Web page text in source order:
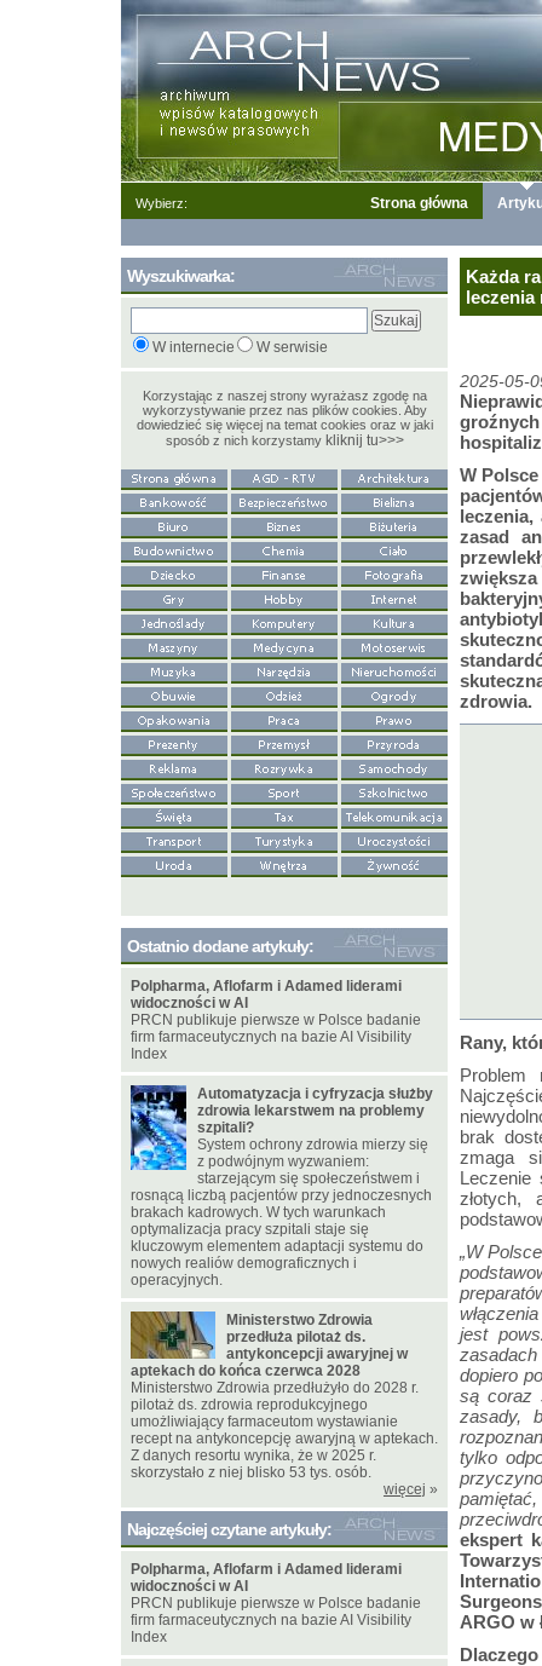
Wybierz: Strona główna
Każda
leczenia
2025-05-
groźnych
W
zasad
zdrowia.
Rany,
Problem
brak
zmaga
Leczenie
złotych,
„W
jest
dopiero
są coraz
zasady,
tylko
ekspert
ARGO w
Wyszukiwarka:
W internecie W serwisie
Korzystając z naszej strony wyrażasz zgodę na
wykorzystywanie przez nas plików cookies. Aby
dowiedzieć się więcej na temat cookies oraz w jaki
sposób z nich korzystamy kliknij tu>>>
Ostatnio dodane artykuły:
Polpharma, Aflofarm i Adamed liderami
widoczności w AI
PRCN publikuje pierwsze w Polsce badanie
firm farmaceutycznych na bazie AI Visibility
Index
Automatyzacja i cyfryzacja służby
zdrowia lekarstwem na problemy
szpitali?
System ochrony zdrowia mierzy się
z podwójnym wyzwaniem:
starzejącym się społeczeństwem i
rosnącą liczbą pacjentów przy jednoczesnych
brakach kadrowych. W tych warunkach
optymalizacja pracy szpitali staje się
kluczowym elementem adaptacji systemu do
nowych realiów demograficznych i
operacyjnych.
Ministerstwo Zdrowia
przedłuża pilotaż ds.
antykoncepcji awaryjnej w
aptekach do końca czerwca 2028
Ministerstwo Zdrowia przedłużyło do 2028 r.
pilotaż ds. zdrowia reprodukcyjnego
umożliwiający farmaceutom wystawianie
recept na antykoncepcję awaryjną w aptekach.
Z danych resortu wynika, że w 2025 r.
skorzystało z niej blisko 53 tys. osób.
więcej »
Najczęściej czytane artykuły:
Polpharma, Aflofarm i Adamed liderami
widoczności w AI
PRCN publikuje pierwsze w Polsce badanie
firm farmaceutycznych na bazie AI Visibility
Index